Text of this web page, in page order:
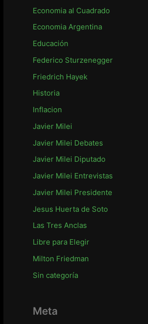
o
r
:
Economia al Cuadrado
Economia Argentina
Educación
Federico Sturzenegger
Friedrich Hayek
Historia
Inflacion
Javier Milei
Javier Milei Debates
Javier Milei Diputado
Javier Milei Entrevistas
Javier Milei Presidente
Jesus Huerta de Soto
Las Tres Anclas
Libre para Elegir
Milton Friedman
Sin categoría
Meta